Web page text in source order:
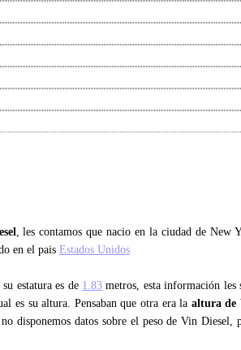
, les contamos que nacio en la ciudad de New
en el pais Estados Unidos
estatura es de 1.83metros, esta información les
es su altura. Pensaban que otra era la altura de
disponemos datos sobre el peso de Vin Diesel,